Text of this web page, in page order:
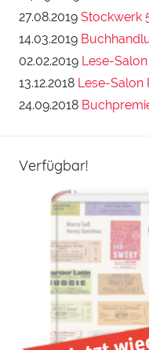
27.08.2019 Stockwerk
14.03.2019
02.02.2019 Lese-
13.12.2018 Lese-Salon
24.09.2018
Verfügbar!